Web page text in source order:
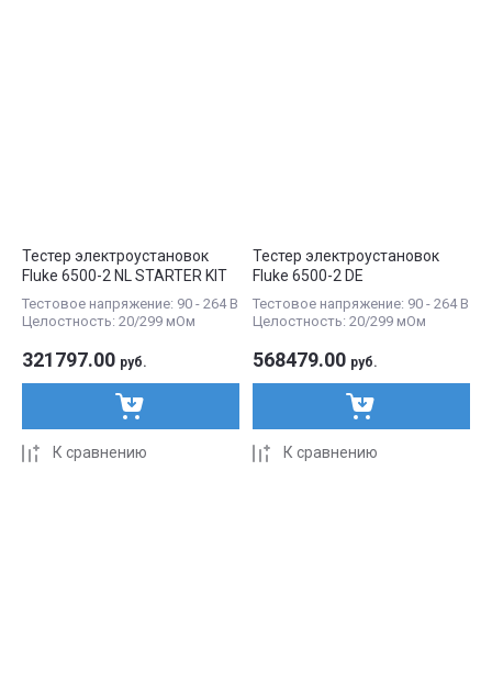
Тестер электроустановок
Fluke 6500-2 NL STARTER KIT
Тестовое напряжение: 90 - 264 В
Целостность: 20/299 мОм
321797.00 руб.
К сравнению
Тестер электроустановок
Fluke 6500-2 DE
Тестовое напряжение: 90 - 264 В
Целостность: 20/299 мОм
568479.00 руб.
К сравнению